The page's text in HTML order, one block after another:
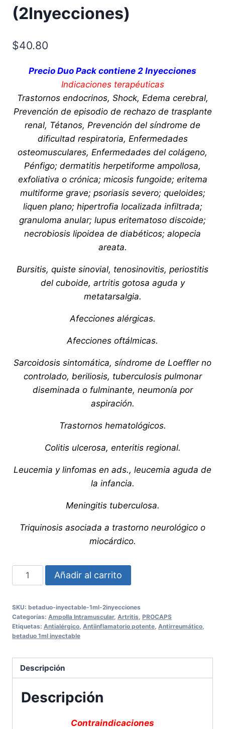
(2Inyecciones)
$40.80
Precio Duo Pack contiene 2 Inyecciones
Indicaciones terapéuticas
Trastornos endocrinos, Shock, Edema cerebral,
Prevención de episodio de rechazo de trasplante
renal, Tétanos, Prevención del síndrome de
dificultad respiratoria, Enfermedades
osteomusculares, Enfermedades del colágeno,
Pénfigo; dermatitis herpetiforme ampollosa,
exfoliativa o crónica; micosis fungoide; eritema
multiforme grave; psoriasis severo; queloides;
liquen plano; hipertrofia localizada infiltrada;
granuloma anular; lupus eritematoso discoide;
necrobiosis lipoidea de diabéticos; alopecia
areata.
Bursitis, quiste sinovial, tenosinovitis, periostitis
del cuboide, artritis gotosa aguda y
metatarsalgia.
Afecciones alérgicas.
Afecciones oftálmicas.
Sarcoidosis sintomática, síndrome de Loeffler no
controlado, beriliosis, tuberculosis pulmonar
diseminada o fulminante, neumonía por
aspiración.
Trastornos hematológicos.
Colitis ulcerosa, enteritis regional.
Leucemia y linfomas en ads., leucemia aguda de
la infancia.
Meningitis tuberculosa.
Triquinosis asociada a trastorno neurológico o
miocárdico.
Betaduo
Inyectable
(2Inyecciones)
cantidad
Añadir al carrito
SKU: betaduo-inyectable-1ml-2inyecciones
Categorías: Ampolla Intramuscular, Artritis PROCAPS
Etiquetas: Antialérgico Antiinflamatorio potente Antirreumático
betaduo 1ml inyectable
Descripción
Descripción
Contraindicaciones